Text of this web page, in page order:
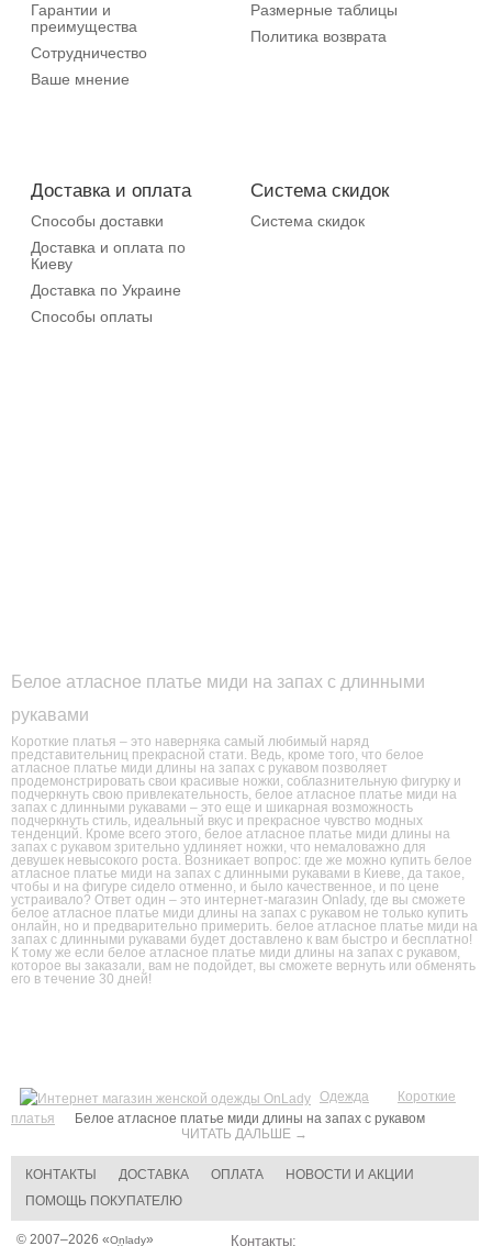
Белое атласное платье миди на запах с длинными
рукавами
Короткие платья – это наверняка самый любимый наряд
представительниц прекрасной стати. Ведь, кроме того, что белое
атласное платье миди длины на запах с рукавом позволяет
продемонстрировать свои красивые ножки, соблазнительную фигурку и
подчеркнуть свою привлекательность, белое атласное платье миди на
запах с длинными рукавами – это еще и шикарная возможность
подчеркнуть стиль, идеальный вкус и прекрасное чувство модных
тенденций. Кроме всего этого, белое атласное платье миди длины на
запах с рукавом зрительно удлиняет ножки, что немаловажно для
девушек невысокого роста. Возникает вопрос: где же можно купить белое
атласное платье миди на запах с длинными рукавами в Киеве, да такое,
чтобы и на фигуре сидело отменно, и было качественное, и по цене
устраивало? Ответ один – это интернет-магазин Onlady, где вы сможете
белое атласное платье миди длины на запах с рукавом не только купить
онлайн, но и предварительно примерить. белое атласное платье миди на
запах с длинными рукавами будет доставлено к вам быстро и бесплатно!
К тому же если белое атласное платье миди длины на запах с рукавом,
которое вы заказали, вам не подойдет, вы сможете вернуть или обменять
его в течение 30 дней!
ЧИТАТЬ ДАЛЬШЕ →
Гарантии и
преимущества
Сотрудничество
Ваше мнение
Размерные таблицы
Политика возврата
Доставка и оплата
Способы доставки
Доставка и оплата по
Киеву
Доставка по Украине
Способы оплаты
Система скидок
Система скидок
Одежда
Короткие
платья
Белое атласное платье миди длины на запах с рукавом
КОНТАКТЫ ДОСТАВКА ОПЛАТА
НОВОСТИ И АКЦИИ
ПОМОЩЬ ПОКУПАТЕЛЮ
© 2007–2026 «Onlady» Контакты: